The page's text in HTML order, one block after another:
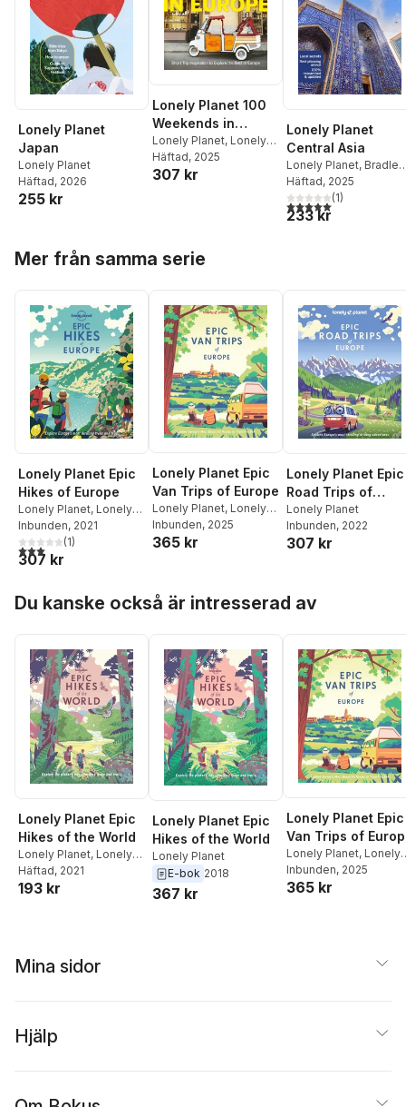
Lonely Planet
Japan
Lonely Planet
Häftad, 2026
255 kr
Lonely Planet 100
Weekends in
Europe
Lonely Planet, Lonely
Planet
Häftad, 2025
307 kr
Lonely Planet
Central Asia
Lonely Planet, Bradley
Mayhew,Mark Elliott
Anna Kaminski
Stephen Lioy
Häftad, 2025
5,0utav 5 stjärnor.
(1)
233 kr
Mer från samma serie
Lonely Planet Epic
Hikes of Europe
Lonely Planet, Lonely
Planet
Inbunden, 2021
3,0utav 5 stjärnor. Totalt antal röster:
(1)
307 kr
Lonely Planet Epic
Van Trips of Europe
Lonely Planet, Lonely
Planet
Inbunden, 2025
365 kr
Lonely Planet Epic
Road Trips of
Europe
Lonely Planet
Inbunden, 2022
307 kr
Du kanske också är intresserad av
Lonely Planet Epic
Hikes of the World
Lonely Planet, Lonely
Planet
Häftad, 2021
193 kr
Lonely Planet Epic
Hikes of the World
Lonely Planet
E-bok 2018
367 kr
Lonely Planet Epic
Van Trips of
Lonely Planet, Lonely
Planet
Inbunden, 2025
365 kr
Mina sidor
Hjälp